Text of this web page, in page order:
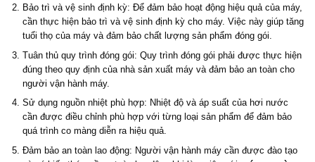
Bảo trì và vệ sinh định kỳ: Để đảm bảo hoạt động hiệu quả của máy,
cần thực hiện bảo trì và vệ sinh định kỳ cho máy. Việc này giúp tăng
tuổi thọ của máy và đảm bảo chất lượng sản phẩm đóng gói.
Tuân thủ quy trình đóng gói: Quy trình đóng gói phải được thực hiện
đúng theo quy định của nhà sản xuất máy và đảm bảo an toàn cho
người vận hành máy.
Sử dụng nguồn nhiệt phù hợp: Nhiệt độ và áp suất của hơi nước
cần được điều chỉnh phù hợp với từng loại sản phẩm để đảm bảo
quá trình co màng diễn ra hiệu quả.
Đảm bảo an toàn lao động: Người vận hành máy cần được đào tạo